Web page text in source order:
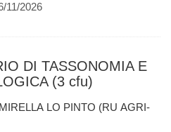
11/2026
DI TASSONOMIA E
(3 cfu)
LO PINTO (RU AGRI-